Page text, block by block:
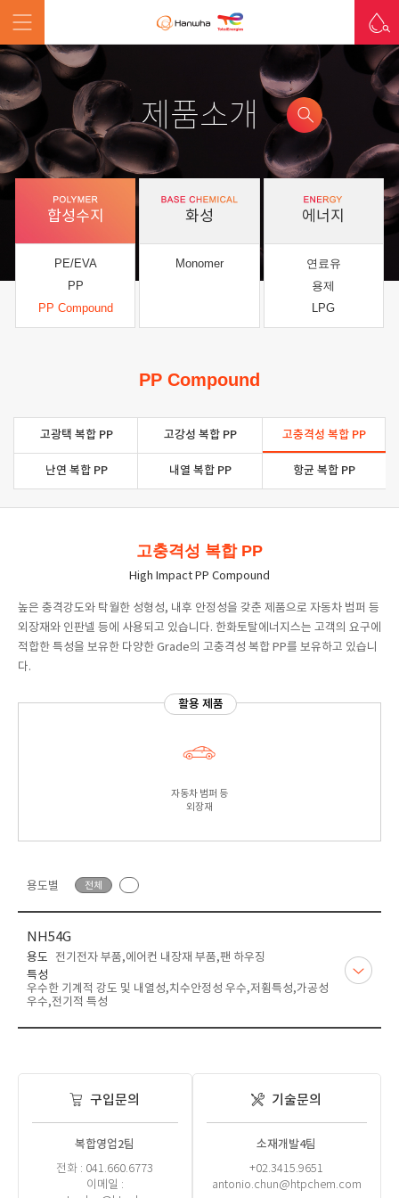
제품소개
합성수지
PE/EVA
PP
PP Compound
화성
Monomer
에너지
연료유
용제
LPG
PP Compound
고광택 복합 PP 고강성 복합 PP 고충격성 복합 PP
난연 복합 PP 내열 복합 PP 항균 복합 PP
고충격성 복합 PP
High Impact PP Compound
높은 충격강도와 탁월한 성형성, 내후 안정성을 갖춘 제품으로 자동차 범퍼 등
외장재와 인판넬 등에 사용되고 있습니다. 한화토탈에너지스는 고객의 요구에
적합한 특성을 보유한 다양한 Grade의 고충격성 복합 PP를 보유하고 있습니
다.
활용 제품
자동차 범퍼 등
외장재
용도별 전체
NH54G
용도
전기전자 부품,에어컨 내장재 부품,팬 하우징
특성
우수한 기계적 강도 및 내열성,치수안정성 우수,저휨특성,가공성
우수,전기적 특성
구입문의
복합영업2팀
전화 : 041.660.6773
이메일 :
기술문의
소재개발4팀
+02.3415.9651
antonio.chun@htpchem.com